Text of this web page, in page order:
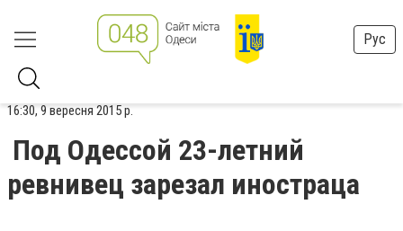
Рус
16:30, 9 вересня 2015 р.
Под Одессой 23-летний
ревнивец зарезал иностраца